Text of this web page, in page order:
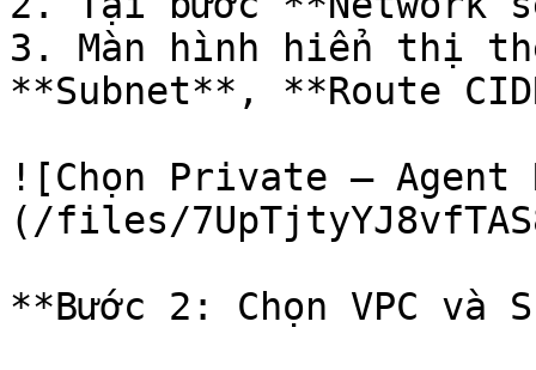
3. Màn hình hiển thị
**Subnet**, **Route
![Chọn Private — Agent
(/files/
**Bước 2: Chọn VPC và